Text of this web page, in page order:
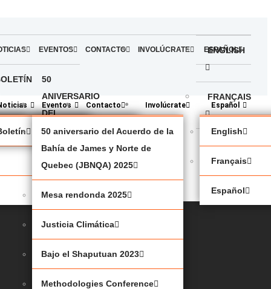
EVENTOS
50
ANIVERSARIO
DEL
ACUERDO
DE LA
BAHÍA
DE
JAMES
(JBNQA)
CONTACTO INVOLÚCRATE ESPAÑOL
ENGLISH
FRANÇAIS
Eventos
50 aniversario del Acuerdo de la
Bahía de James y Norte de
Quebec (JBNQA) 2025
Mesa rendonda 2025
Justicia Climática
Bajo el Shaputuan 2023
Methodologies Conference
Contacto Involúcrate Español
English
Français
Español